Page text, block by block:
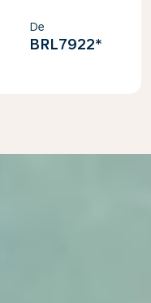
De
BRL7922*